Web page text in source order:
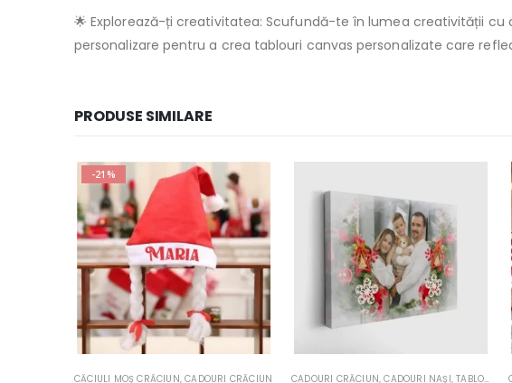
🌟 Explorează-ți creativitatea: Scufundă-te în lumea creativității cu
personalizare pentru a crea tablouri canvas personalizate care
PRODUSE SIMILARE
CADOURI NAŞI ,CADOURI PRIETENE,CADOURI TATA PLACI DE ARDEZIE PERSONALIZATE
CADOURI CRĂCIUN,CADOURI NAŞI,TABLOURI CRĂCIUN CADOURI CRĂCIUN,CANI CRACIUN